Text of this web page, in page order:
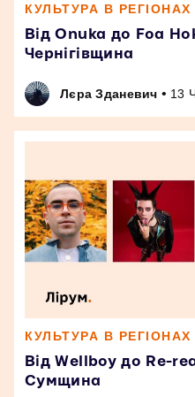
КУЛЬТУРА В РЕГІОНАХ
Від Onuka до Foa
Чернігівщина
Лєра Зданевич • 13
КУЛЬТУРА В РЕГІОНАХ
Від Wellboy до Re-
Сумщина